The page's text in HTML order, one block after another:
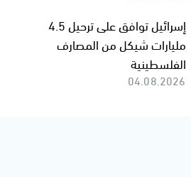
إسرائيل توافق على ترحيل 4.5
مليارات شيكل من المصارف
الفلسطينية
04.08.2026